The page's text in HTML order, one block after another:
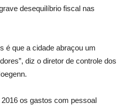
desequilíbrio fiscal nas
é que a cidade abraçou um
diz o diretor de controle dos
os gastos com pessoal